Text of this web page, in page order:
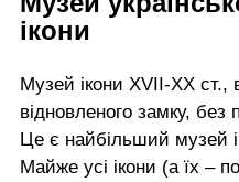
ікони
Музей ікони XVII-XX
відновленого замку, без
Це є найбільший музей
Майже усі ікони (а їх –